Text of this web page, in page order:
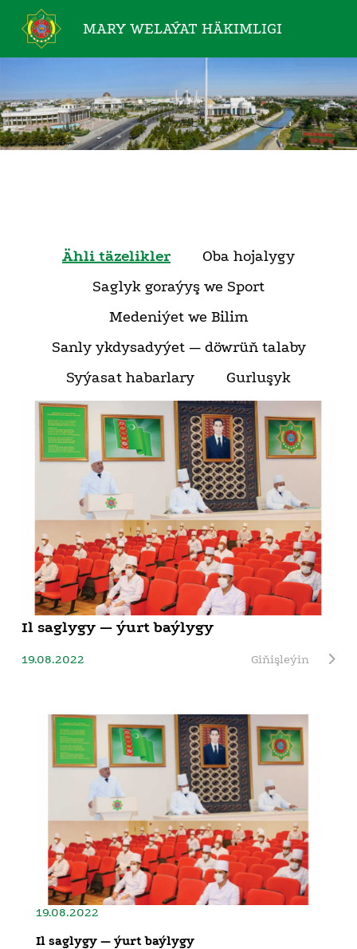
MARY WELAÝAT HÄKIMLIGI
Ähli täzelikler
Oba hojalygy
Saglyk goraýyş we Sport
Medeniýet we Bilim
Sanly ykdysadyýet — döwrüň talaby
Syýasat habarlary
Gurluşyk
Il saglygy — ýurt baýlygy
19.08.2022 Giňişleýin
19.08.2022
Il saglygy — ýurt baýlygy